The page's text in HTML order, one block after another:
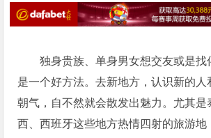
独身贵族、单身男女想交友或是找
是一个好方法。去新地方，认识新的人
朝气，自不然就会散发出魅力。尤其是
西、西班牙这些地方热情四射的旅游地